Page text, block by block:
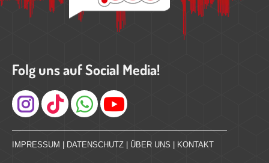
Folg uns auf Social Media!
Instagram
IMPRESSUM DATENSCHUTZ ÜBER UNS KONTAKT